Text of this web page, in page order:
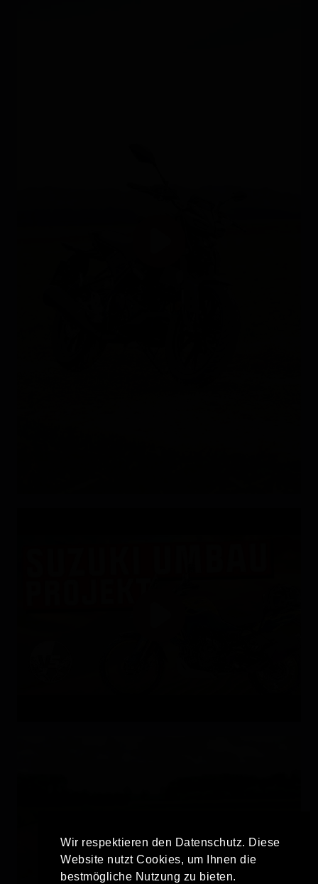
Wir respektieren den Datenschutz. Diese
Website nutzt Cookies, um Ihnen die
bestmögliche Nutzung zu bieten.